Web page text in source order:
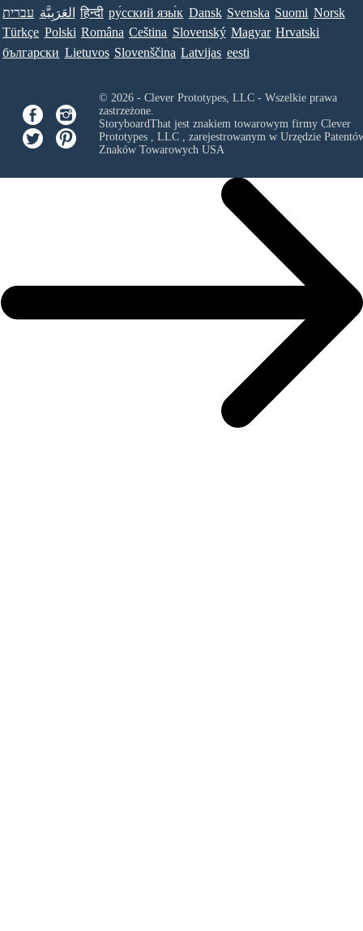
עברית العَرَبِيَّة हिन्दी ру́сский язы́к Dansk Svenska Suomi Norsk
Türkçe Polski Româna Ceština Slovenský Magyar Hrvatski
български Lietuvos Slovenščina Latvijas eesti
© 2026 - Clever Prototypes, LLC - Wszelkie prawa
zastrzeżone.
StoryboardThat jest znakiem towarowym firmy Clever
Prototypes , LLC, zarejestrowanym w Urzędzie
Znaków Towarowych USA